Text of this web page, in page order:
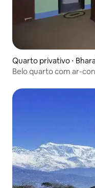
Quarto privativo ⋅
Belo quarto com ar-